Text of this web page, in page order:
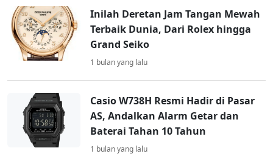
Inilah Deretan Jam Tangan Mewah
Terbaik Dunia, Dari Rolex hingga
Grand Seiko
1 bulan yang lalu
Casio W738H Resmi Hadir di Pasar
AS, Andalkan Alarm Getar dan
Baterai Tahan 10 Tahun
1 bulan yang lalu